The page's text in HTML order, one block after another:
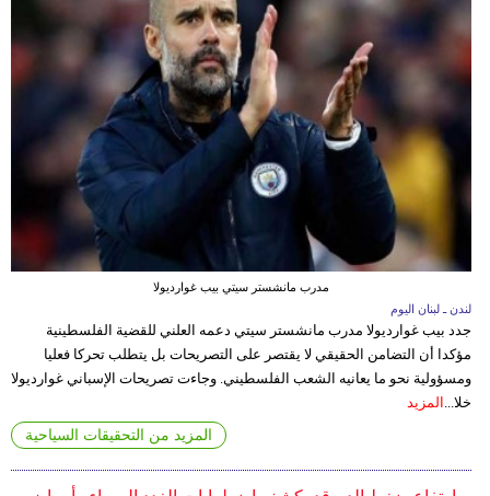
مدرب مانشستر سيتي بيب غوارديولا
لندن ـ لبنان اليوم
جدد بيب غوارديولا مدرب مانشستر سيتي دعمه العلني للقضية الفلسطينية
مؤكدا أن التضامن الحقيقي لا يقتصر على التصريحات بل يتطلب تحركا فعليا
ومسؤولية نحو ما يعانيه الشعب الفلسطيني. وجاءت تصريحات الإسباني غوارديولا
خلا... المزيد
المزيد من التحقيقات السياحية